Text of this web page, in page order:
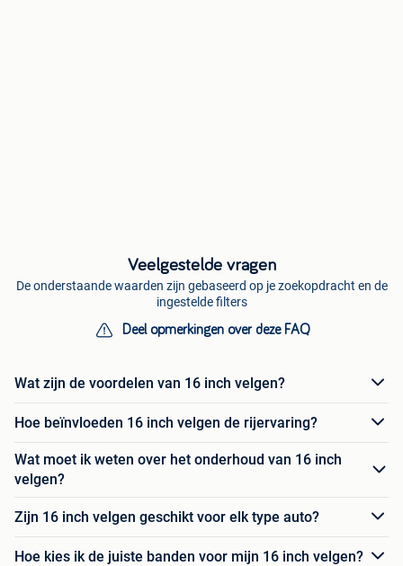
Veelgestelde vragen
De onderstaande waarden zijn gebaseerd op je zoekopdracht en de
ingestelde filters
Deel opmerkingen over deze FAQ
Wat zijn de voordelen van 16 inch velgen?
Hoe beïnvloeden 16 inch velgen de rijervaring?
Wat moet ik weten over het onderhoud van 16 inch
velgen?
Zijn 16 inch velgen geschikt voor elk type auto?
Hoe kies ik de juiste banden voor mijn 16 inch velgen?